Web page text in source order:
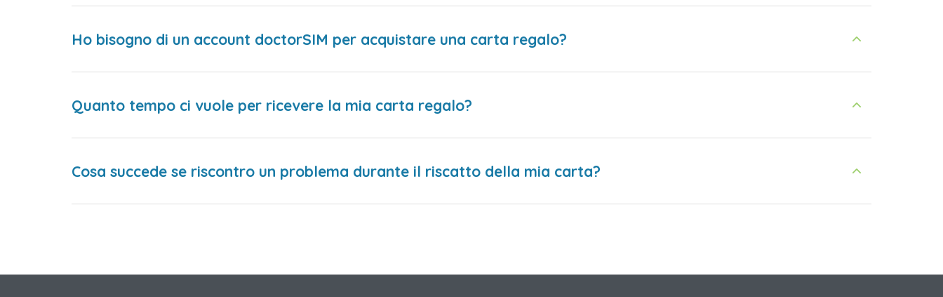
Ho bisogno di un account doctorSIM per acquistare una carta regalo?
Quanto tempo ci vuole per ricevere la mia carta regalo?
Cosa succede se riscontro un problema durante il riscatto della mia carta?